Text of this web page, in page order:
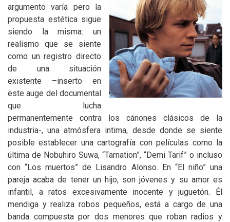
argumento varía pero la
propuesta estética sigue
siendo la misma: un
realismo que se siente
como un registro directo
de una situación
existente –inserto en
este auge del documental
que lucha
permanentemente contra los cánones clásicos de la
industria-, una atmósfera intima, desde donde se siente
posible establecer una cartografía con películas como la
última de Nobuhiro Suwa, “Tarnation”, “Demi Tarif” o incluso
con “Los muertos” de Lisandro Alonso. En “El niño” una
pareja acaba de tener un hijo, son jóvenes y su amor es
infantil, a ratos excesivamente inocente y juguetón. Él
mendiga y realiza robos pequeños, está a cargo de una
banda compuesta por dos menores que roban radios y